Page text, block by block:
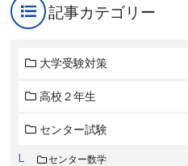
記事カテゴリー
大学受験対策
高校２年生
センター試験
センター数学